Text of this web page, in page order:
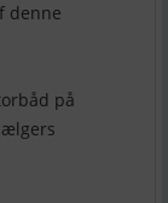
denne
på